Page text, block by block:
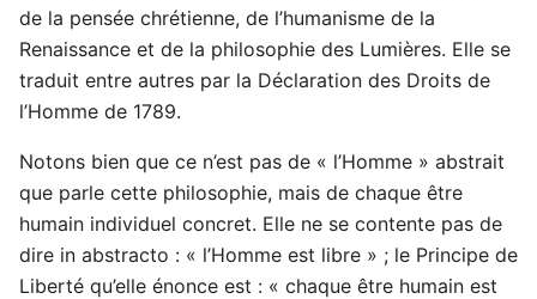
de la pensée chrétienne, de l’humanisme de la
Renaissance et de la philosophie des Lumières. Elle se
traduit entre autres par la Déclaration des Droits de
l’Homme de 1789.
Notons bien que ce n’est pas de « l’Homme » abstrait
que parle cette philosophie, mais de chaque être
humain individuel concret. Elle ne se contente pas de
dire in abstracto : « l’Homme est libre » ; le Principe de
Liberté qu’elle énonce est : « chaque être humain est